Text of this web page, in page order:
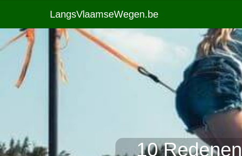
LangsVlaamseWegen.be
10